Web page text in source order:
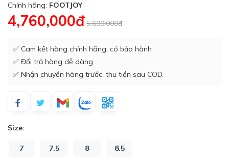
Chính hãng: FOOTJOY
4,760,000đ 5,600,000đ
✅ Cam kết hàng chính hãng, có bảo hành
✅ Đổi trả hàng dễ dàng
✅ Nhận chuyển hàng trước, thu tiền sau COD.
Size:
7 7.5 8 8.5